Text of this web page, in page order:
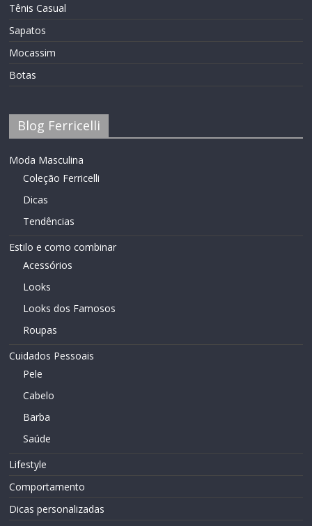
Tênis Casual
Sapatos
Mocassim
Botas
Blog Ferricelli
Moda Masculina
Coleção Ferricelli
Dicas
Tendências
Estilo e como combinar
Acessórios
Looks
Looks dos Famosos
Roupas
Cuidados Pessoais
Pele
Cabelo
Barba
Saúde
Lifestyle
Comportamento
Dicas personalizadas